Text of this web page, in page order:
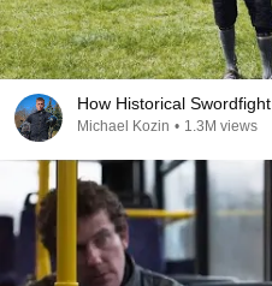
How Historical
Michael Kozin • 1.3M views